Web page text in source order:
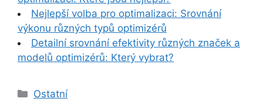
Nejlepší volba pro optimalizaci: Srovnání
výkonu různých typů optimizérů
Detailní srovnání efektivity různých značek a
modelů optimizérů: Který vybrat?
Rubriky
Ostatní